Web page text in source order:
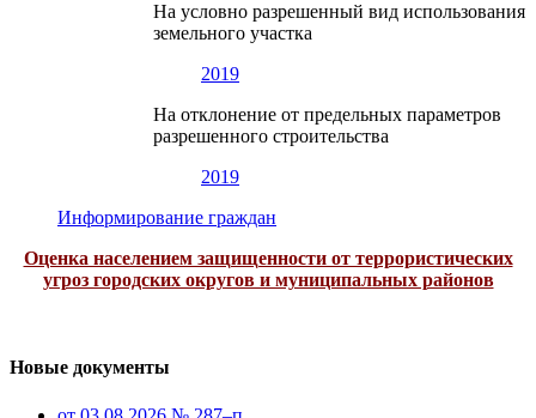
На условно разрешенный вид использования
земельного участка
2019
На отклонение от предельных параметров
разрешенного строительства
2019
Информирование граждан
Оценка населением защищенности от террористических
угроз городских округов и муниципальных районов
Новые документы